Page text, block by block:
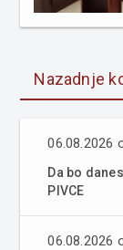
Nazadnje
06.08.2026
Da bo
PIVCE
06.08.2026